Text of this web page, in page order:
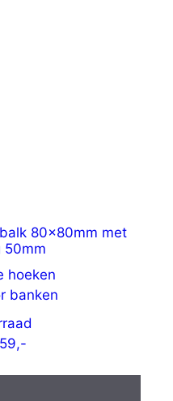
80x80mm met
50mm
hoeken
banken
59,-